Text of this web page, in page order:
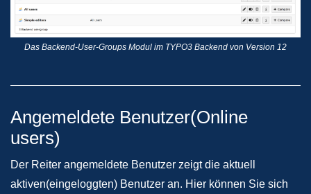
Das Backend-User-Groups Modul im TYPO3 Backend von Version 12
Angemeldete Benutzer(Online
users)
Der Reiter angemeldete Benutzer zeigt die aktuell
aktiven(eingeloggten) Benutzer an. Hier können Sie sich